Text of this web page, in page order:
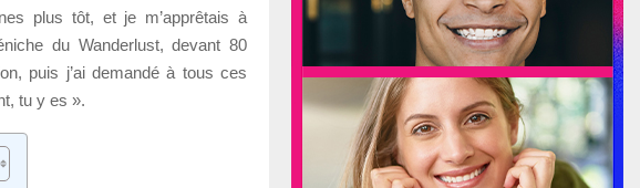
plus tôt, et je m’apprêtais à
du Wanderlust, devant 80
puis j’ai demandé à tous ces
tu y es ».